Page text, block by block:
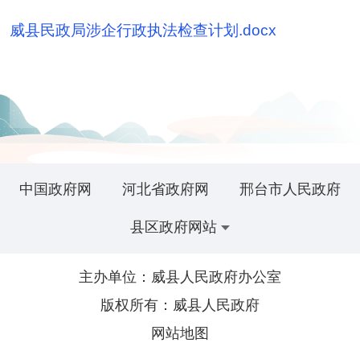
威县民政局涉企行政执法检查计划.docx
中国政府网 河北省政府网 邢台市人民政府
县区政府网站
主办单位：威县人民政府办公室
版权所有：威县人民政府
网站地图